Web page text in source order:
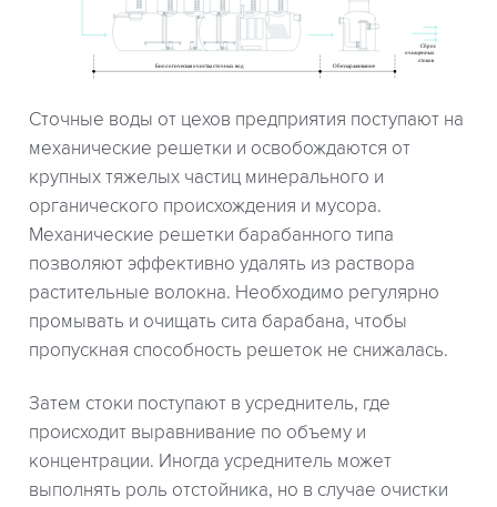
Сточные воды от цехов предприятия поступают на
механические решетки и освобождаются от
крупных тяжелых частиц минерального и
органического происхождения и мусора.
Механические решетки барабанного типа
позволяют эффективно удалять из раствора
растительные волокна. Необходимо регулярно
промывать и очищать сита барабана, чтобы
пропускная способность решеток не снижалась.
Затем стоки поступают в усреднитель, где
происходит выравнивание по объему и
концентрации. Иногда усреднитель может
выполнять роль отстойника, но в случае очистки